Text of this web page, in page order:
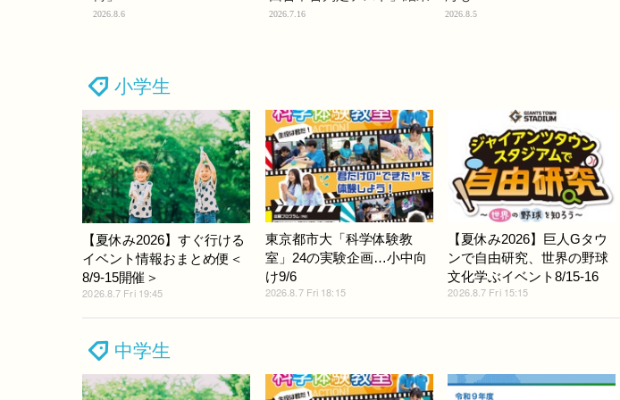
2026.8.6 2026.7.16 2026.8.5
小学生
【夏休み2026】すぐ行ける
イベント情報おまとめ便＜
8/9-15開催＞
2026.8.7 Fri 19:45
東京都市大「科学体験教
室」24の実験企画…小中向
け9/6
2026.8.7 Fri 18:15
【夏休み2026】巨人Gタウ
ンで自由研究、世界の野球
文化学ぶイベント8/15-16
2026.8.7 Fri 15:15
中学生